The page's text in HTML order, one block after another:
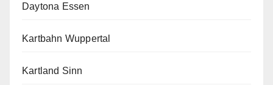
Daytona Essen
Kartbahn Wuppertal
Kartland Sinn